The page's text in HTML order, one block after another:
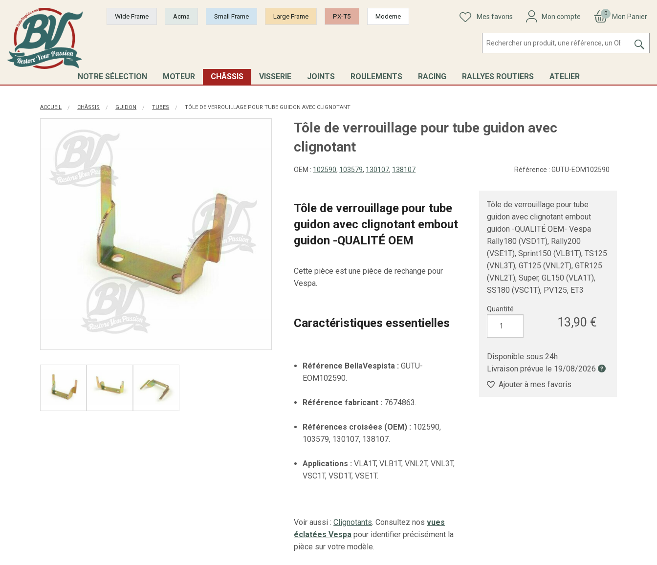
Wide Frame Acma Small Frame Large Frame PX-T5 Moderne Mes favoris Mon compte 0 Mon Panier
NOTRE SÉLECTION MOTEUR CHÂSSIS VISSERIE JOINTS ROULEMENTS RACING RALLYES ROUTIERS ATELIER
ACCUEIL CHÂSSIS GUIDON TUBES TÔLE DE VERROUILLAGE POUR TUBE GUIDON AVEC CLIGNOTANT
Tôle de verrouillage pour tube guidon avec
clignotant
OEM : 102590, 103579, 130107, 138107 Référence : GUTU-EOM102590
Tôle de verrouillage pour tube
guidon avec clignotant embout
guidon -QUALITÉ OEM- Vespa
Rally180 (VSD1T), Rally200
(VSE1T), Sprint150 (VLB1T), TS125
(VNL3T), GT125 (VNL2T), GTR125
(VNL2T), Super, GL150 (VLA1T),
SS180 (VSC1T), PV125, ET3
Quantité
13,90 €
Disponible sous 24h
Livraison prévue le 19/08/2026
Ajouter à mes favoris
Tôle de verrouillage pour tube
guidon avec clignotant embout
guidon -QUALITÉ OEM
Cette pièce est une pièce de rechange pour
Vespa.
Caractéristiques essentielles
Référence BellaVespista : GUTU-
EOM102590.
Référence fabricant : 7674863.
Références croisées (OEM) : 102590,
103579, 130107, 138107.
Applications : VLA1T, VLB1T, VNL2T, VNL3T,
VSC1T, VSD1T, VSE1T.
Voir aussi :Clignotants. Consultez nosvues
éclatées Vespa pour identifier précisément la
pièce sur votre modèle.